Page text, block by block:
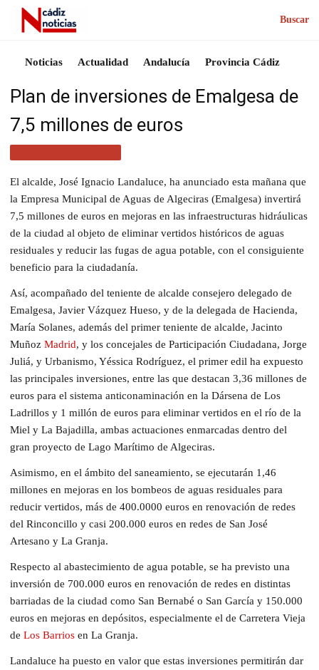
Buscar
Noticias Actualidad Andalucía Provincia Cádiz
Plan de inversiones de Emalgesa de
7,5 millones de euros
El alcalde, José Ignacio Landaluce, ha anunciado esta mañana que
la Empresa Municipal de Aguas de Algeciras (Emalgesa) invertirá
7,5 millones de euros en mejoras en las infraestructuras hidráulicas
de la ciudad al objeto de eliminar vertidos históricos de aguas
residuales y reducir las fugas de agua potable, con el consiguiente
beneficio para la ciudadanía.
Así, acompañado del teniente de alcalde consejero delegado de
Emalgesa, Javier Vázquez Hueso, y de la delegada de Hacienda,
María Solanes, además del primer teniente de alcalde, Jacinto
Muñoz Madrid, y los concejales de Participación Ciudadana, Jorge
Juliá, y Urbanismo, Yéssica Rodríguez, el primer edil ha expuesto
las principales inversiones, entre las que destacan 3,36 millones de
euros para el sistema anticonaminación en la Dársena de Los
Ladrillos y 1 millón de euros para eliminar vertidos en el río de la
Miel y La Bajadilla, ambas actuaciones enmarcadas dentro del
gran proyecto de Lago Marítimo de Algeciras.
Asimismo, en el ámbito del saneamiento, se ejecutarán 1,46
millones en mejoras en los bombeos de aguas residuales para
reducir vertidos, más de 400.0000 euros en renovación de redes
del Rinconcillo y casi 200.000 euros en redes de San José
Artesano y La Granja.
Respecto al abastecimiento de agua potable, se ha previsto una
inversión de 700.000 euros en renovación de redes en distintas
barriadas de la ciudad como San Bernabé o San García y 150.000
euros en mejoras en depósitos, especialmente el de Carretera Vieja
de Los Barrios en La Granja.
Landaluce ha puesto en valor que estas inversiones permitirán dar